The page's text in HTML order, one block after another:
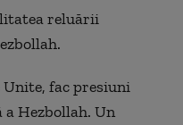
reluării
fac presiuni
Hezbollah. Un